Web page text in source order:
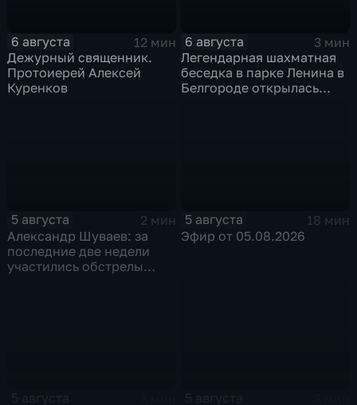
6 августа
12 мин
Дежурный священник.
Протоиерей Алексей
Куренков
6 августа
3 мин
Легендарная шахматная
беседка в парке Ленина в
Белгороде открылась
5 августа
2 мин
Александр Шуваев: за
последние две недели
участились обстрелы
5 августа
18 мин
Эфир от 05.08.2026